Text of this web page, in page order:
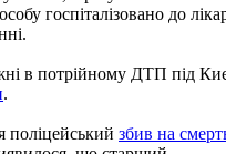
госпіталізовано до
в потрійному ДТП під
.
поліцейський збив на